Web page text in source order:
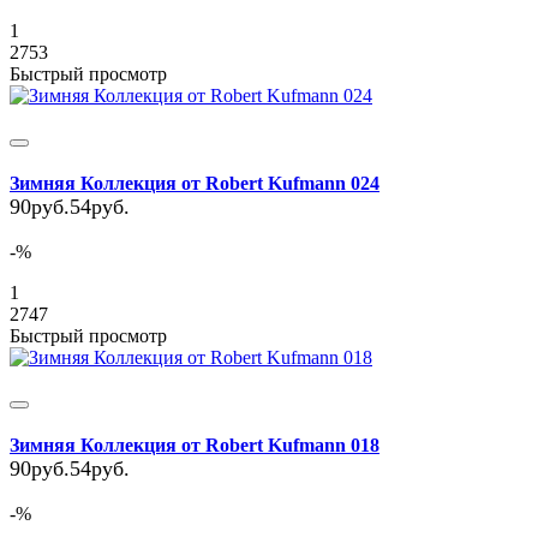
1
2753
Быстрый просмотр
Зимняя Коллекция от Robert Kufmann 024
90руб.54руб.
-%
1
2747
Быстрый просмотр
Зимняя Коллекция от Robert Kufmann 018
90руб.54руб.
-%